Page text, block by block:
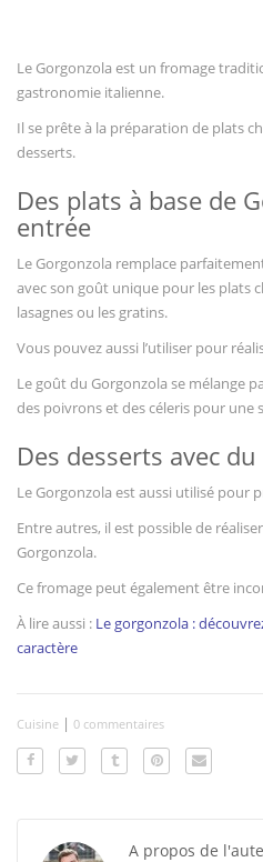
Le Gorgonzola est un fromage
gastronomie italienne.
Il se prête à la préparation de plats
desserts.
Des plats à base de
entrée
Le Gorgonzola remplace
avec son goût unique pour les plats
lasagnes ou les gratins.
Vous pouvez aussi l’utiliser pour
Le goût du Gorgonzola se mélange
des poivrons et des céleris pour une
Des desserts avec
Le Gorgonzola est aussi utilisé pour
Entre autres, il est possible de
Gorgonzola.
Ce fromage peut également être
À lire aussi : Le gorgonzola :
caractère
Cuisine | 0 commentaires
A propos de